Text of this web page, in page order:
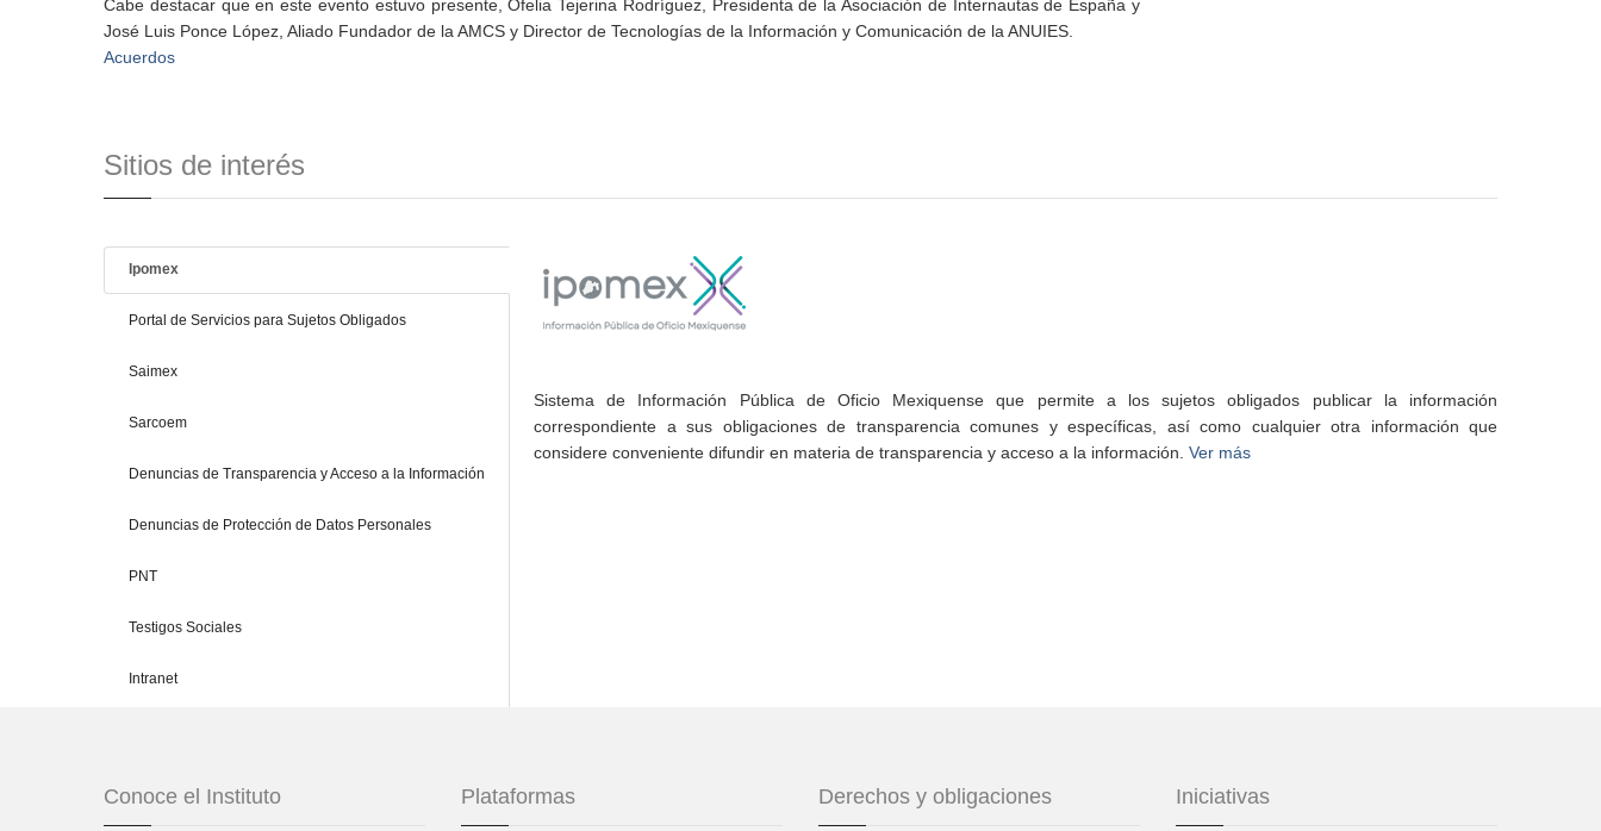
Cabe destacar que en este evento estuvo presente, Ofelia Tejerina Rodríguez, Presidenta de la Asociación de Internautas de España y
José Luis Ponce López, Aliado Fundador de la AMCS y Director de Tecnologías de la Información y Comunicación de la ANUIES.
Acuerdos
Sitios de interés
Ipomex
Portal de Servicios para Sujetos Obligados
Saimex
Sarcoem
Denuncias de Transparencia y Acceso a la Información
Denuncias de Protección de Datos Personales
PNT
Testigos Sociales
Intranet
Sistema de Información Pública de Oficio Mexiquense que permite a los sujetos obligados publicar la información
correspondiente a sus obligaciones de transparencia comunes y específicas, así como cualquier otra información que
considere conveniente difundir en materia de transparencia y acceso a la información. Ver más
Conoce el Instituto Plataformas Derechos y obligaciones Iniciativas